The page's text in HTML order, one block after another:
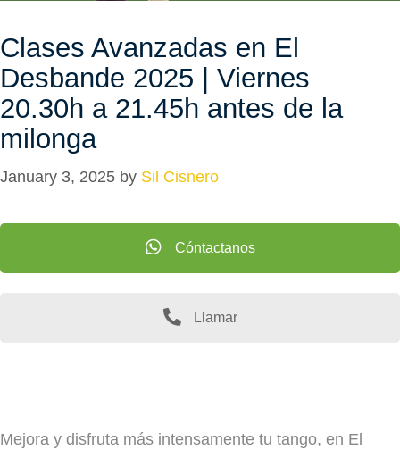
Clases Avanzadas en El
Desbande 2025 | Viernes
20.30h a 21.45h antes de la
milonga
January 3, 2025 by Sil Cisnero
Cóntactanos
Llamar
Mejora y disfruta más intensamente tu tango, en El